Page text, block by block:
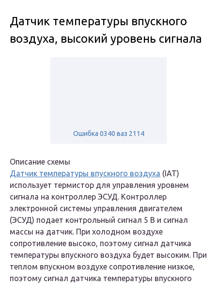
Датчик температуры впускного
воздуха, высокий уровень сигнала
Ошибка 0340 ваз 2114
Описание схемы
Датчик температуры впускного воздуха (IAT)
использует термистор для управления уровнем
сигнала на контроллер ЭСУД. Контроллер
электронной системы управления двигателем
(ЭСУД) подает контрольный сигнал 5 В и сигнал
массы на датчик. При холодном воздухе
сопротивление высоко, поэтому сигнал датчика
температуры впускного воздуха будет высоким. При
теплом впускном воздухе сопротивление низкое,
поэтому сигнал датчика температуры впускного